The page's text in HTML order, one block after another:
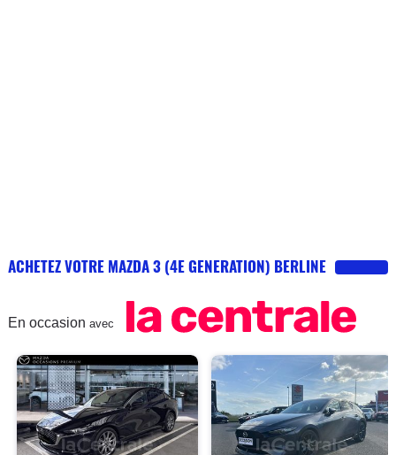
ACHETEZ VOTRE MAZDA 3 (4E GENERATION) BERLINE
En occasion avec